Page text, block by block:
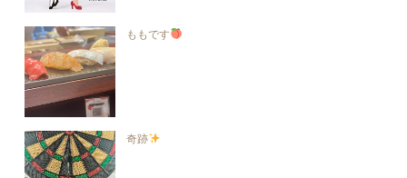
ももです
奇跡